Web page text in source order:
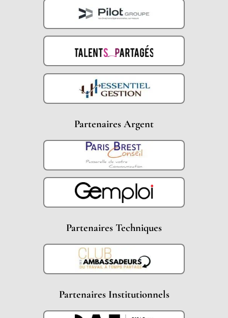
Partenaires Argent
Partenaires Techniques
Partenaires Institutionnels